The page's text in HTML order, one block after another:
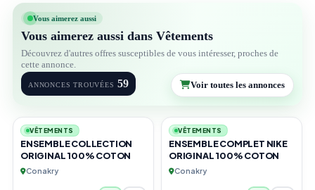
Vous aimerez aussi
Vous aimerez aussi dans Vêtements
Découvrez d'autres offres susceptibles de vous intéresser, proches de
cette annonce.
ANNONCES TROUVÉES 59 Voir toutes les annonces
VÊTEMENTS
ENSEMBLE COLLECTION
ORIGINAL 100% COTON
Conakry
VÊTEMENTS
ENSEMBLE COMPLET NIKE
ORIGINAL 100% COTON
Conakry